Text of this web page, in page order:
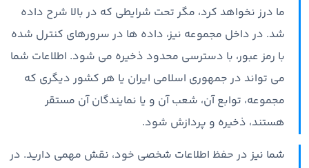
ما درز نخواهد کرد، مگر تحت شرایطی که در بالا شرح داده
شد. در داخل مجموعه نیز، داده ها در سرورهای کنترل شده
با رمز عبور، با دسترسی محدود ذخیره می شود. اطلاعات شما
می تواند در جمهوری اسلامی ایران یا هر کشور دیگری که
مجموعه، توابع آن، شعب آن و یا نمایندگان آن مستقر
هستند، ذخیره و پردازش شود.
شما نیز در حفظ اطلاعات شخصی خود، نقش مهمی دارید. در